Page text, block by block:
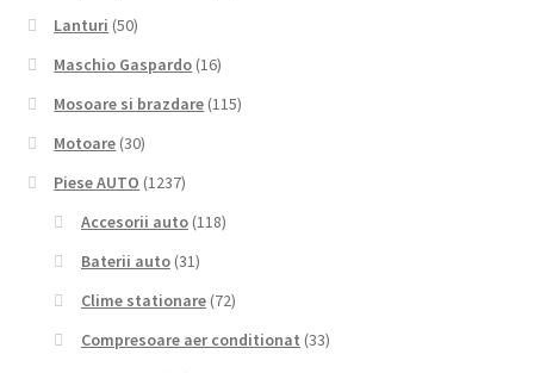
Lanturi (50)
Maschio Gaspardo (16)
Mosoare si brazdare (115)
Motoare (30)
Piese AUTO (1237)
Accesorii auto (118)
Baterii auto (31)
Clime stationare (72)
Compresoare aer conditionat (33)